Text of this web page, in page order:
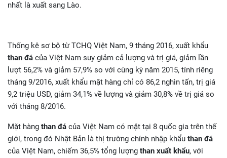
nhất là xuất sang Lào.
Thống kê sơ bộ từ TCHQ Việt Nam, 9 tháng 2016, xuất khẩu
than đá của Việt Nam suy giảm cả lượng và trị giá, giảm lần
lượt 56,2% và giảm 57,9% so với cùng kỳ năm 2015, tính riêng
tháng 9/2016, xuất khẩu mặt hàng chỉ có 86,2 nghìn tấn, trị giá
9,2 triệu USD, giảm 34,1% về lượng và giảm 30,8% về trị giá so
với tháng 8/2016.
Mặt hàng than đá của Việt Nam có mặt tại 8 quốc gia trên thế
giới, trong đó Nhật Bản là thị trường chính nhập khẩu than đá
của Việt Nam, chiếm 36,5% tổng lượng than xuất khẩu, với